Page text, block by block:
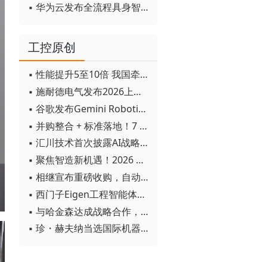
▪ 华为云发布全流程具身智能开发平台CloudRobo
工控原创
▪ 性能提升5至10倍 我国牵头制定的WiTSnet工业以太网国际标准正式发布
▪ 施耐德电气发布2026上半年可持续发展成绩单 "Impact 2030"路线图开局稳健
▪ 谷歌发布Gemini Robotics 2模型 实现人形机器人全身智能控制突破
▪ 并购整合 + 标准落地！7 月工业自动化产业动态速递
▪ 汇川技术首次披露AI战略进展：从两个方面推动“AI业务化”落地
▪ 聚焦智造新机遇！2026 青岛数字化及智能制造技术论坛圆满落幕
▪ 相继宣布重磅收购，自动化巨头新一轮并购潮剑指何方？
▪ 西门子Eigen工程智能体落地中国，工业AI跨越物理世界“确定性”拐点
▪ 与哈金森达成战略合作，乐聚机器人何以持续获得工业巨头青睐？
▪ 珍・赫夫纳当选国际机器人联合会新任主席